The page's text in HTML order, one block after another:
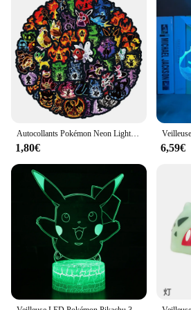
various spaces, from small
venues. The light sets are
friendly, allowing for quick
maintenance. Whether you're
personalized space or provide a
your customers, our neon
the perfect choice for those
functionality and fun.
1,80€ 6,59€